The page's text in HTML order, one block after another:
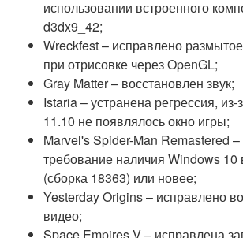
использовании встроенного
d3dx9_42;
Wreckfest – исправлено
при отрисовке через OpenGL;
Gray Matter – восстановлен звук;
Istaria – устранена регрессия,
11.10 не появлялось окно игры;
Marvel's Spider-Man Remastered –
требование наличия Windows 10
(сборка 18363) или новее;
Yesterday Origins – исправлено
видео;